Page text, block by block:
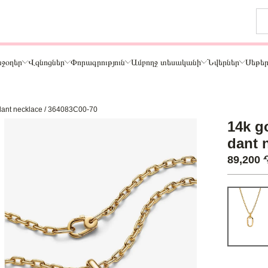
Վզնոցներ Փորագրություն Ամբողջ տեսականի Նվերներ
Ճանապարհորդություն և Հոբբի
Սեթեր
necklace / 364083C00-70
14k
dant
89,200